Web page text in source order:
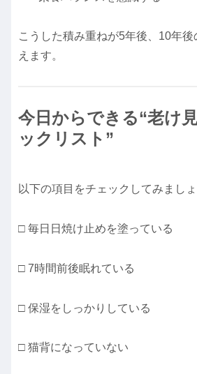
こうした積み重ねが5年後、10年
えます。
今日からできる“老け
ックリスト”
以下の項目をチェックしてみましょ
□ 毎日日焼け止めを塗っている
□ 7時間前後眠れている
□ 保湿をしっかりしている
□ 猫背になっていない